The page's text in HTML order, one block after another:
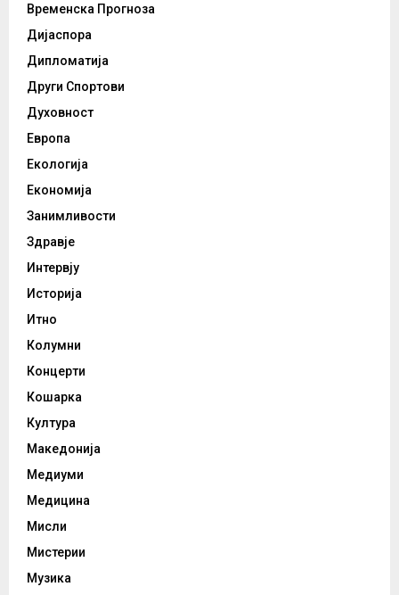
Временска Прогноза
Дијаспора
Дипломатија
Други Спортови
Духовност
Европа
Екологија
Економија
Занимливости
Здравје
Интервју
Историја
Итно
Колумни
Концерти
Кошарка
Култура
Македонија
Медиуми
Медицина
Мисли
Мистерии
Музика